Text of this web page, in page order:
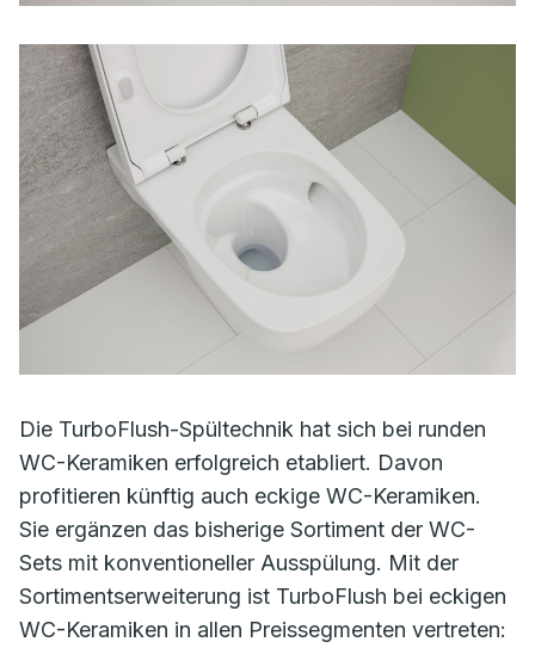
Die TurboFlush-Spültechnik hat sich bei runden
WC-Keramiken erfolgreich etabliert. Davon
profitieren künftig auch eckige WC-Keramiken.
Sie ergänzen das bisherige Sortiment der WC-
Sets mit konventioneller Ausspülung. Mit der
Sortimentserweiterung ist TurboFlush bei eckigen
WC-Keramiken in allen Preissegmenten vertreten: